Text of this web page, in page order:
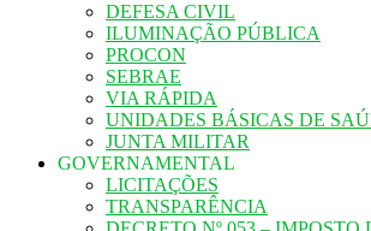
DEFESA CIVIL
ILUMINAÇÃO PÚBLICA
PROCON
SEBRAE
VIA RÁPIDA
UNIDADES BÁSICAS DE
JUNTA MILITAR
GOVERNAMENTAL
LICITAÇÕES
TRANSPARÊNCIA